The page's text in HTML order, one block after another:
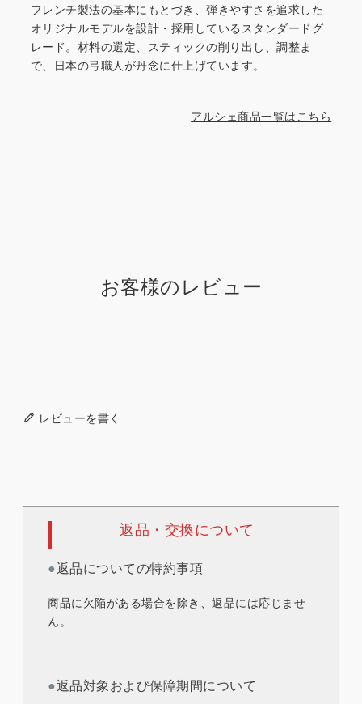
フレンチ製法の基本にもとづき、弾きやすさを追求した
オリジナルモデルを設計・採用しているスタンダードグ
レード。材料の選定、スティックの削り出し、調整ま
で、日本の弓職人が丹念に仕上げています。
アルシェ商品一覧はこちら
お客様のレビュー
レビューを書く
返品・交換について
●返品についての特約事項
商品に欠陥がある場合を除き、返品には応じませ
ん。
●返品対象および保障期間について